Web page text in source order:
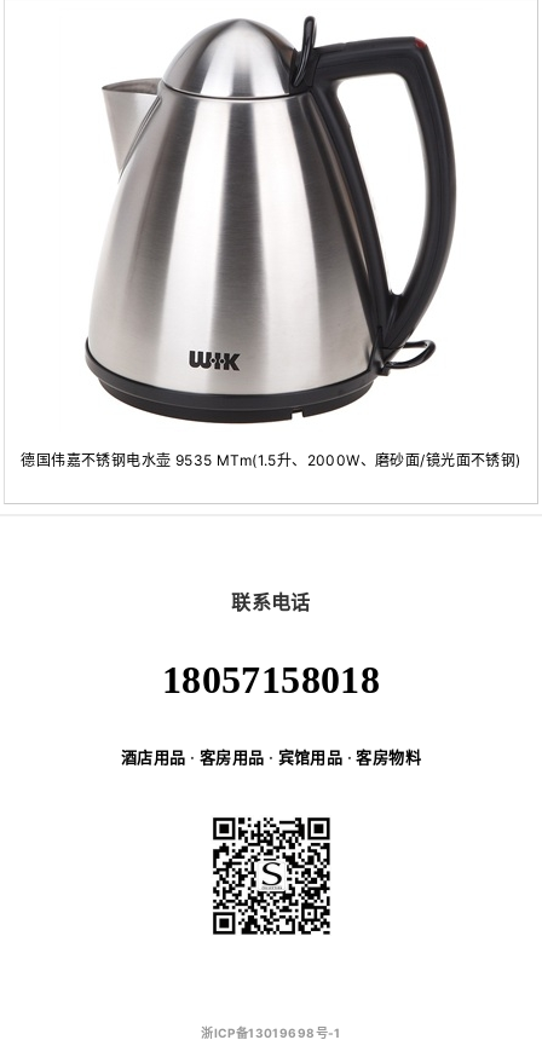
德国伟嘉不锈钢电水壶 9535 MTm(1.5升、2000W、磨砂面/镜光面不锈钢)
联系电话
18057158018
酒店用品 · 客房用品 · 宾馆用品 ·客房物料
浙ICP备13019698号-1